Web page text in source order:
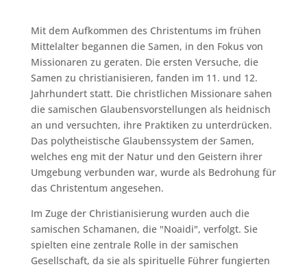
Mit dem Aufkommen des Christentums im frühen
Mittelalter begannen die Samen, in den Fokus von
Missionaren zu geraten. Die ersten Versuche, die
Samen zu christianisieren, fanden im 11. und 12.
Jahrhundert statt. Die christlichen Missionare sahen
die samischen Glaubensvorstellungen als heidnisch
an und versuchten, ihre Praktiken zu unterdrücken.
Das polytheistische Glaubenssystem der Samen,
welches eng mit der Natur und den Geistern ihrer
Umgebung verbunden war, wurde als Bedrohung für
das Christentum angesehen.
Im Zuge der Christianisierung wurden auch die
samischen Schamanen, die "Noaidi", verfolgt. Sie
spielten eine zentrale Rolle in der samischen
Gesellschaft, da sie als spirituelle Führer fungierten